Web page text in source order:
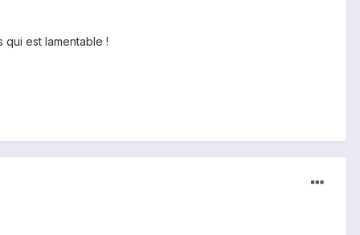
est lamentable !